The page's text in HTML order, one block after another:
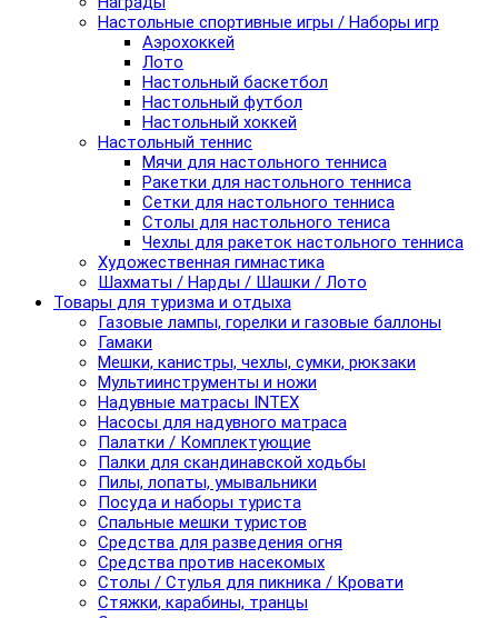
Настольные спортивные игры / Наборы игр
Аэрохоккей
Лото
Настольный баскетбол
Настольный футбол
Настольный хоккей
Настольный теннис
Мячи для настольного тенниса
Ракетки для настольного тенниса
Сетки для настольного тенниса
Столы для настольного тениса
Чехлы для ракеток настольного тенниса
Художественная гимнастика
Шахматы / Нарды / Шашки / Лото
Товары для туризма и отдыха
Газовые лампы, горелки и газовые баллоны
Гамаки
Мешки, канистры, чехлы, сумки, рюкзаки
Мультиинструменты и ножи
Надувные матрасы INTEX
Насосы для надувного матраса
Палатки / Комплектующие
Палки для скандинавской ходьбы
Пилы, лопаты, умывальники
Посуда и наборы туриста
Спальные мешки туристов
Средства для разведения огня
Средства против насекомых
Столы / Стулья для пикника / Кровати
Стяжки, карабины, транцы